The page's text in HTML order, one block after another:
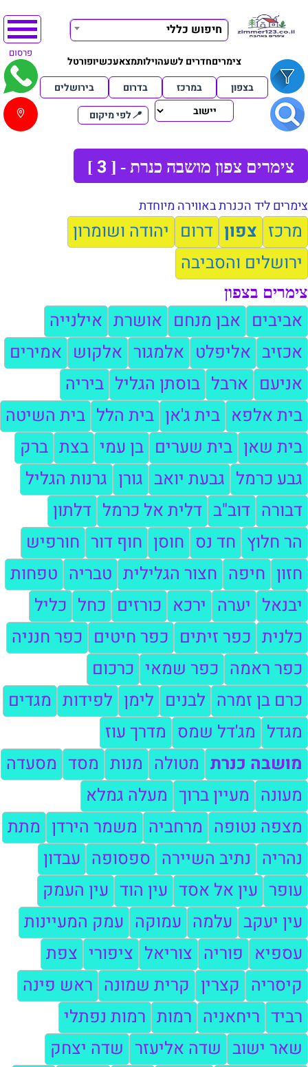
חיפוש כללי
צימריםחדרים לשעהוילותמצאעכשיופורטל
פרסום
בצפון במרכז בדרום
בירושלים
📍לפי מיקום
צימרים צפון מושבה כנרת - [ 3
]
צימרים ליד הכנרת באווירה מיוחדת
מרכז צפון דרום יהודה ושומרון
ירושלים והסביבה
צימרים בצפון
אביבים אבן מנחם אושרת אילנייה
אכזיב אליפלט אלמגור אלקוש אמירים
אניעם ארבל בוסתן הגליל ביריה
בית אלפא בית ג'אן בית הלל בית השיטה
בית שאן בית שערים בן עמי בצת ברק
גבע כרמל גבעת יואב גורן גרנות הגליל
דבורה דוב"ב דלית אל כרמל דלתון
הר חלוץ חד נס חוסן חוף דור חורפיש
חזון חיפה חצור הגלילית טבריה טפחות
יבנאל יערה ירכא כורזים כחל כליל
כלנית כפר זיתים כפר חיטים כפר חנניה
כפר ראמה כפר שמאי כרכום
כרם בן זמרה לבנים לימן לפידות מגדים
מגדל מג'דל שמס מדרך עוז
מושבה כנרת מטולה מנות מסד מסעדה
מעונה מעיין ברוך מעלה גמלא
מצפה נטופה מרחביה משמר הירדן מתת
נהריה נתיב השיירה ספסופה עבדון
עופר עין אל אסד עין הוד עין העמק
עין יעקב עלמה עמוקה עמק המעיינות
עספיא פוריה צוריאל ציפורי צפת
קיסריה קצרין קרית שמונה ראש פינה
רביד ריחאניה רמות רמות נפתלי
שאר ישוב שדה אליעזר שדה יצחק